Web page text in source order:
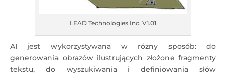
LEAD Technologies Inc. V1.01
AI jest wykorzystywana w różny sposób: do
generowania obrazów ilustrujących złożone fragmenty
tekstu, do wyszukiwania i definiowania słów